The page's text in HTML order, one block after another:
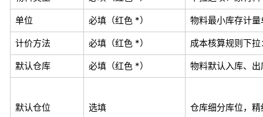
单位 必填（红色 *） 物料最小库存计
计价方法 必填（红色 *） 成本核算规则下
默认仓库 必填（红色 *） 物料默认入库、
默认仓位 选填 仓库细分库位，